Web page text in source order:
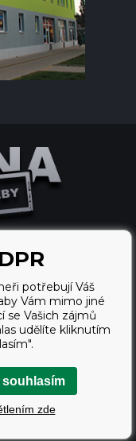
firma
potřebují Váš
Vám mimo jiné
se Vašich zájmů
udělíte kliknutím
souhlasím
zde